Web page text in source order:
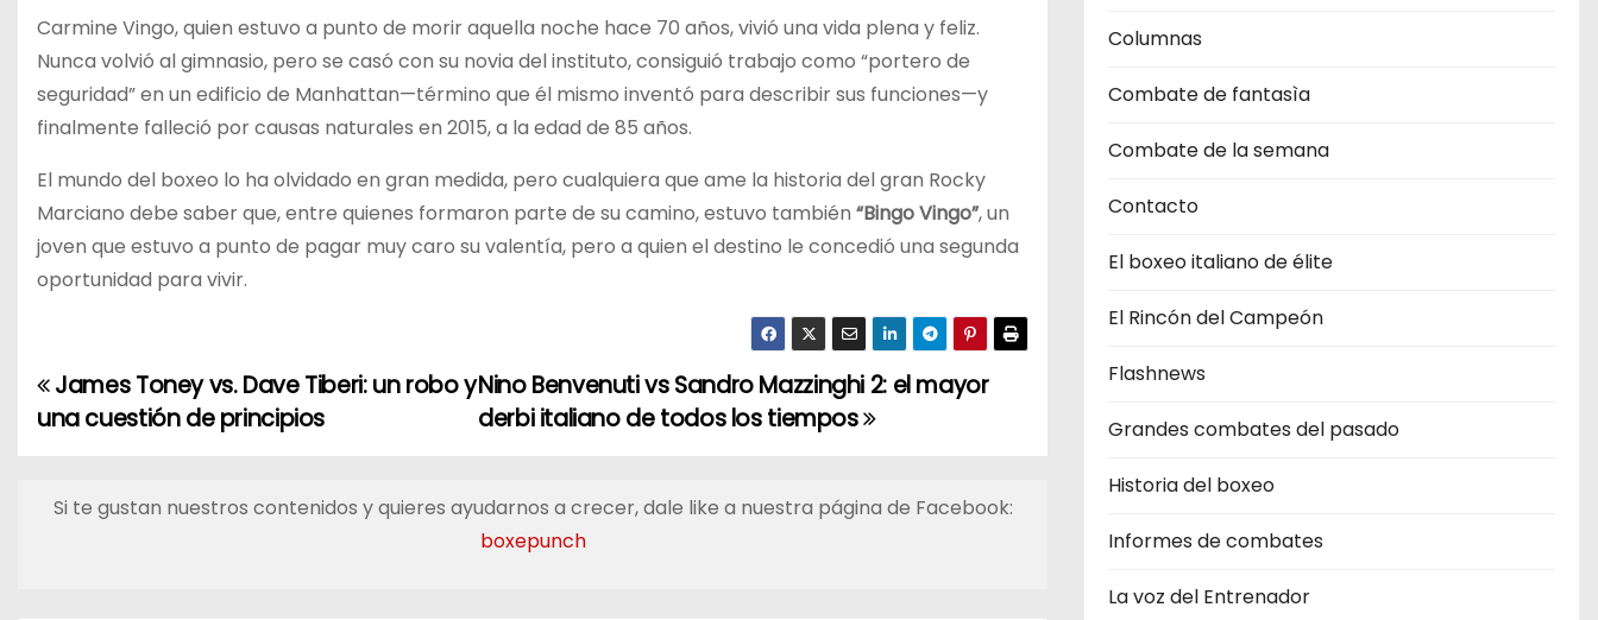
Carmine Vingo, quien estuvo a punto de morir aquella noche hace 70 años, vivió una vida plena y feliz.
Nunca volvió al gimnasio, pero se casó con su novia del instituto, consiguió trabajo como “portero de
seguridad” en un edificio de Manhattan—término que él mismo inventó para describir sus funciones—y
finalmente falleció por causas naturales en 2015, a la edad de 85 años.
El mundo del boxeo lo ha olvidado en gran medida, pero cualquiera que ame la historia del gran Rocky
Marciano debe saber que, entre quienes formaron parte de su camino, estuvo también “Bingo Vingo”, un
joven que estuvo a punto de pagar muy caro su valentía, pero a quien el destino le concedió una segunda
oportunidad para vivir.
N
v
Nino Benvenuti vs Sandro Mazzinghi 2: el mayor
derbi italiano de todos los tiempos
James Toney vs. Dave Tiberi: un robo y
una cuestión de principios
Si te gustan nuestros contenidos y quieres ayudarnos a crecer, dale like a nuestra página de Facebook:
boxepunch
Columnas
Combate de fantasìa
Combate de la semana
Contacto
El boxeo italiano de élite
El Rincón del Campeón
Flashnews
Grandes combates del pasado
Historia del boxeo
Informes de combates
La voz del Entrenador